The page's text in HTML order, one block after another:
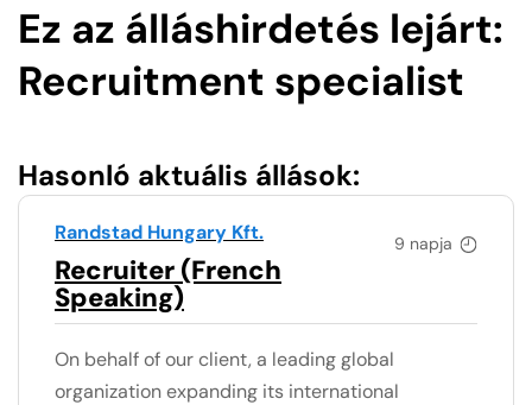
Ez az álláshirdetés lejárt:
Recruitment specialist
Hasonló aktuális állások:
9 napja
Randstad Hungary Kft.
Recruiter (French
Speaking)
On behalf of our client, a leading global
organization expanding its international